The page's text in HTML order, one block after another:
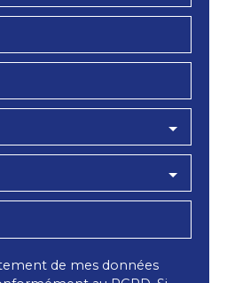
de mes données